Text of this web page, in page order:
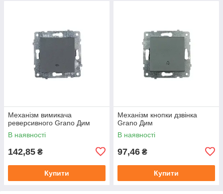
Механізм вимикача
реверсивного Grano Дим
В наявності
142,85 ₴
Купити
Механізм кнопки дзвінка
Grano Дим
В наявності
97,46 ₴
Купити